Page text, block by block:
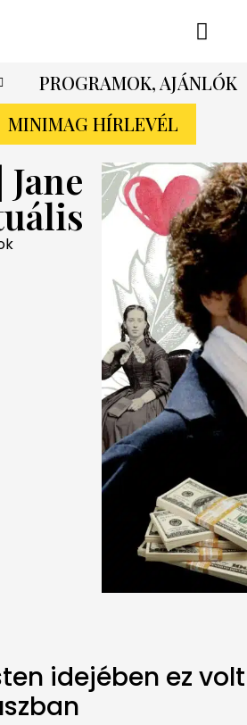
PROGRAMOK, AJÁNLÓK
MINIMAG HÍRLEVÉL
idejében ez